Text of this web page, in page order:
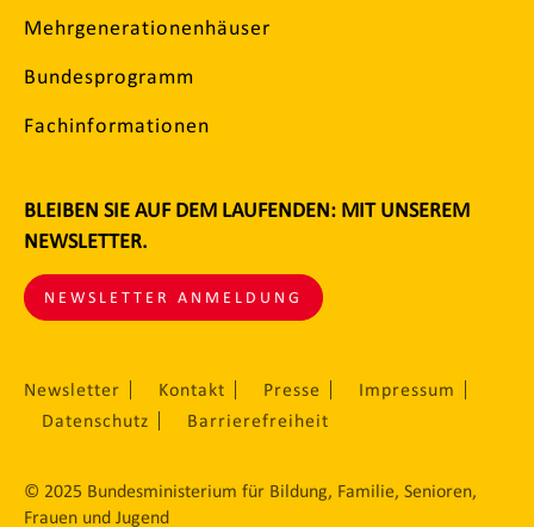
Mehrgenerationenhäuser
Bundesprogramm
Fachinformationen
BLEIBEN SIE AUF DEM LAUFENDEN: MIT UNSEREM
NEWSLETTER.
NEWSLETTER ANMELDUNG
Newsletter Kontakt Presse
Impressum
Datenschutz
Barrierefreiheit
© 2025 Bundesministerium für Bildung, Familie, Senioren,
Frauen und Jugend